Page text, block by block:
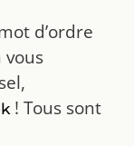
d’ordre
! Tous sont